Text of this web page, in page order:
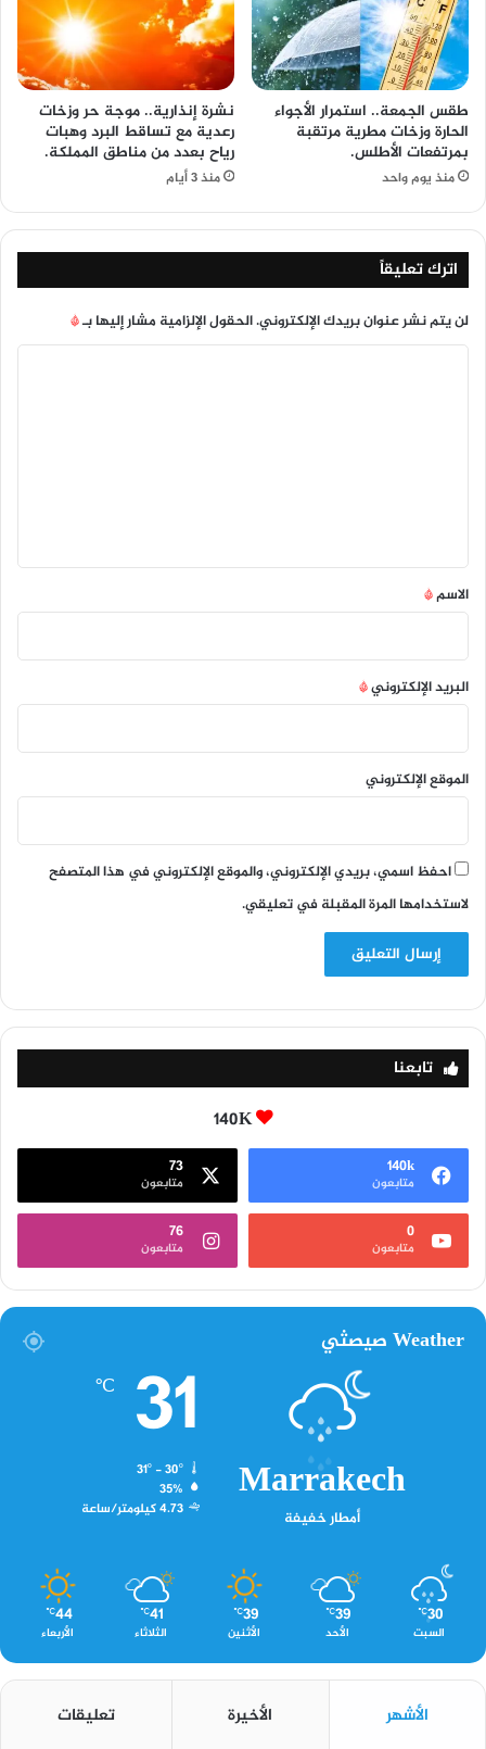
طقس الجمعة.. استمرار الأجواء
الحارة وزخات مطرية مرتقبة
بمرتفعات الأطلس.
منذ يوم واحد
نشرة إنذارية.. موجة حر وزخات
رعدية مع تساقط البرد وهبات
رياح بعدد من مناطق المملكة.
منذ 3 أيام
اترك تعليقاً
لن يتم نشر عنوان بريدك الإلكتروني.الحقول الإلزامية مشار إليها بـ*
*
الاسم*
البريد الإلكتروني*
الموقع الإلكتروني
احفظ اسمي، بريدي الإلكتروني، والموقع الإلكتروني في هذا المتصفح
لاستخدامها المرة المقبلة في تعليقي.
تابعنا
140K
140k
متابعون
73
متابعون
0
متابعون
76
متابعون
Weather صيصثي
Marrakech
أمطار خفيفة
31
℃
31º - 30º
35%
4.73 كيلومتر/ساعة
30
℃
السبت
39
℃
الأحد
39
℃
الأثنين
41
℃
الثلاثاء
44
℃
الأربعاء
الأشهر الأخيرة تعليقات